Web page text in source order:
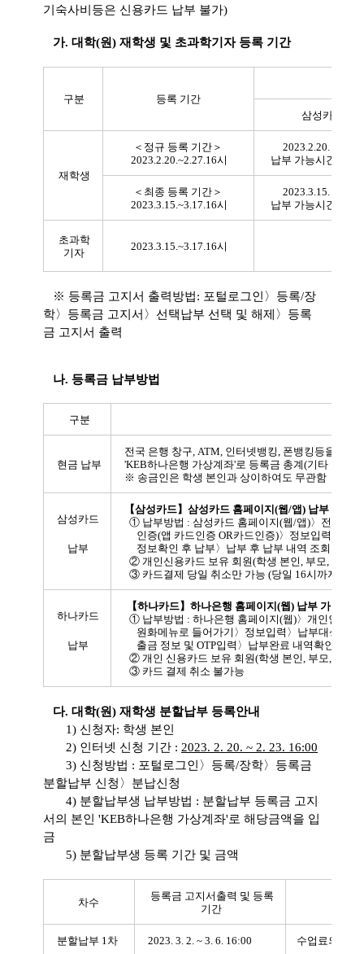
기숙사비등은 신용카드 납부 불가)
가. 대학(원) 재학생 및 초과학기자 등록 기간
구분 등록 기간
삼성카드
재학생
＜정규 등록 기간＞
2023.2.20.~2.27.16시
2023.2.20. ~ 2.27.
납부 가능시간:
＜최종 등록 기간＞
2023.3.15.~3.17.16시
2023.3.15. ~ 3.17.
납부 가능시간:
초과학
기자
2023.3.15.~3.17.16시
※ 등록금 고지서 출력방법: 포털로그인〉등록/장
학〉등록금 고지서〉선택납부 선택 및 해제〉등록
금 고지서 출력
나. 등록금 납부방법
구분
현금 납부
전국 은행 창구, ATM, 인터넷뱅킹, 폰뱅킹등을 이
'KEB하나은행 가상계좌'로 등록금 총계(기타 납입
※ 송금인은 학생 본인과 상이하여도 무관함
삼성카드
납부
【삼성카드】삼성카드 홈페이지(웹/앱) 납부 가능
① 납부방법 : 삼성카드 홈페이지(웹/앱)〉전체메
인증(앱 카드인증 OR카드인증)〉정보입력〉납
정보확인 후 납부〉납부 후 납부 내역 조회
② 개인신용카드 보유 회원(학생 본인, 부모, 그 외
③ 카드결제 당일 취소만 가능 (당일 16시까지 삼
하나카드
납부
【하나카드】하나은행 홈페이지(웹) 납부 가능
① 납부방법 : 하나은행 홈페이지(웹)〉개인인터
원화메뉴로 들어가기〉정보입력〉납부대상금액
출금 정보 및 OTP입력〉납부완료 내역확인
② 개인 신용카드 보유 회원(학생 본인, 부모, 그 외
③ 카드 결제 취소 불가능
다. 대학(원) 재학생 분할납부 등록안내
1) 신청자: 학생 본인
2) 인터넷 신청 기간 : 2023. 2. 20. ~ 2. 23. 16:00
3) 신청방법 : 포털로그인〉등록/장학〉등록금
분할납부 신청〉분납신청
4) 분할납부생 납부방법 : 분할납부 등록금 고지
서의 본인 'KEB하나은행 가상계좌'로 해당금액을 입
금
5) 분할납부생 등록 기간 및 금액
차수
등록금 고지서출력 및 등록
기간
분할납부 1차 2023. 3. 2. ~ 3. 6. 16:00 수업료의